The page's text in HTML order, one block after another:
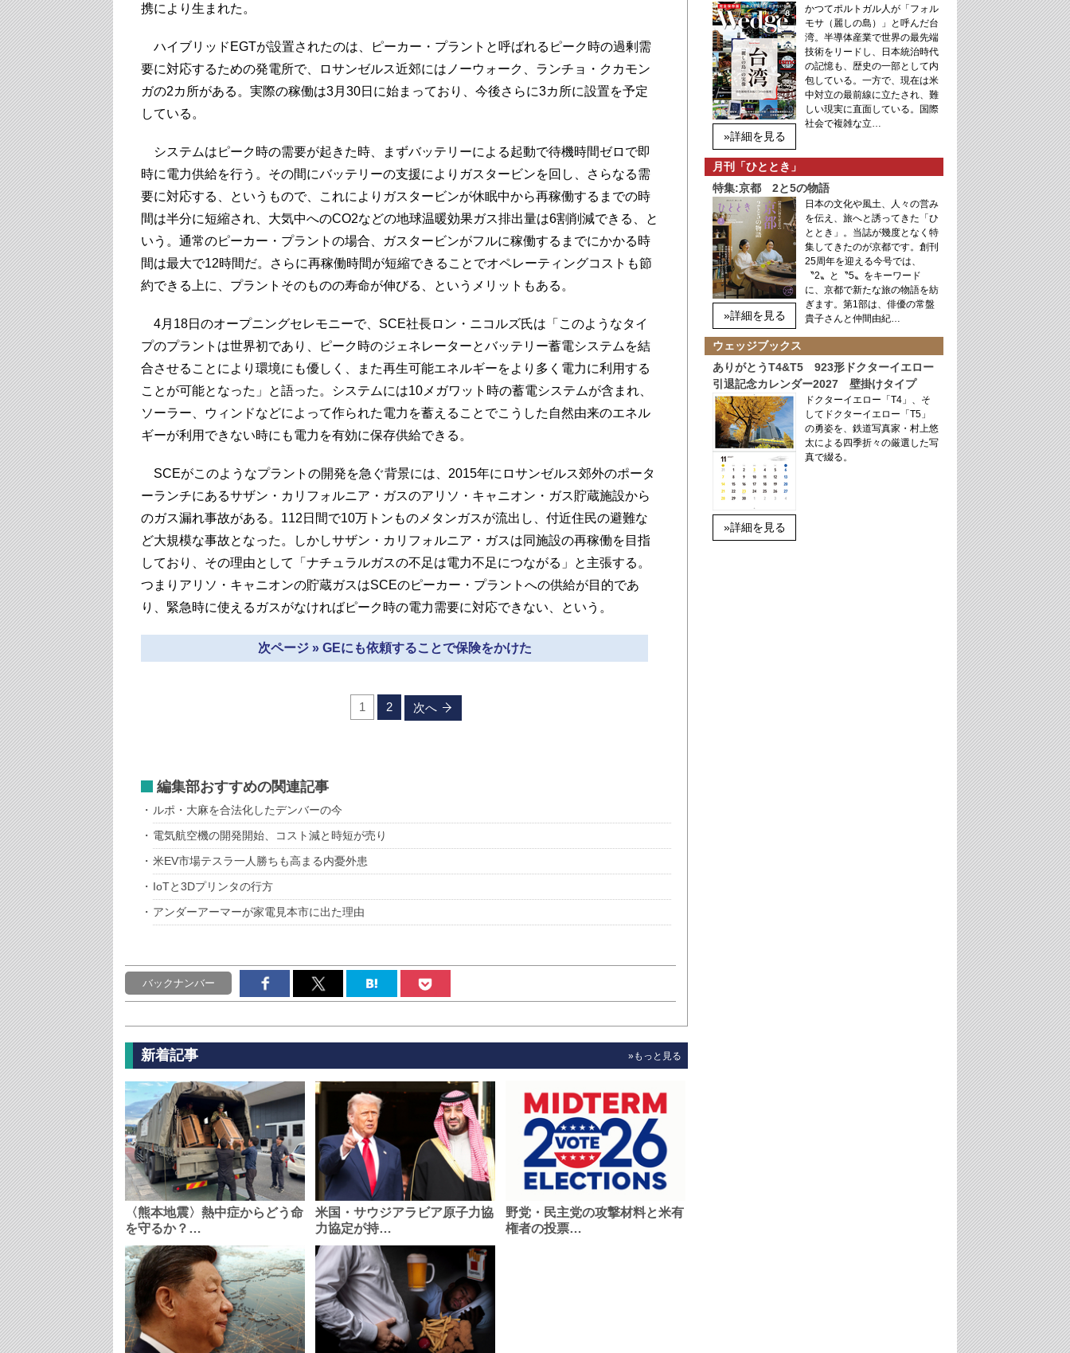
携により生まれた。
ハイブリッドEGTが設置されたのは、ピーカー・プラントと呼ばれるピーク時の過剰需
要に対応するための発電所で、ロサンゼルス近郊にはノーウォーク、ランチョ・クカモン
ガの2カ所がある。実際の稼働は3月30日に始まっており、今後さらに3カ所に設置を予定
している。
システムはピーク時の需要が起きた時、まずバッテリーによる起動で待機時間ゼロで即
時に電力供給を行う。その間にバッテリーの支援によりガスタービンを回し、さらなる需
要に対応する、というもので、これによりガスタービンが休眠中から再稼働するまでの時
間は半分に短縮され、大気中へのCO2などの地球温暖効果ガス排出量は6割削減できる、と
いう。通常のピーカー・プラントの場合、ガスタービンがフルに稼働するまでにかかる時
間は最大で12時間だ。さらに再稼働時間が短縮できることでオペレーティングコストも節
約できる上に、プラントそのものの寿命が伸びる、というメリットもある。
4月18日のオープニングセレモニーで、SCE社長ロン・ニコルズ氏は「このようなタイ
プのプラントは世界初であり、ピーク時のジェネレーターとバッテリー蓄電システムを結
合させることにより環境にも優しく、また再生可能エネルギーをより多く電力に利用する
ことが可能となった」と語った。システムには10メガワット時の蓄電システムが含まれ、
ソーラー、ウィンドなどによって作られた電力を蓄えることでこうした自然由来のエネル
ギーが利用できない時にも電力を有効に保存供給できる。
SCEがこのようなプラントの開発を急ぐ背景には、2015年にロサンゼルス郊外のポータ
ーランチにあるサザン・カリフォルニア・ガスのアリソ・キャニオン・ガス貯蔵施設から
のガス漏れ事故がある。112日間で10万トンものメタンガスが流出し、付近住民の避難な
ど大規模な事故となった。しかしサザン・カリフォルニア・ガスは同施設の再稼働を目指
しており、その理由として「ナチュラルガスの不足は電力不足につながる」と主張する。
つまりアリソ・キャニオンの貯蔵ガスはSCEのピーカー・プラントへの供給が目的であ
り、緊急時に使えるガスがなければピーク時の電力需要に対応できない、という。
次ページ » GEにも依頼することで保険をかけた
1 2 次へ
編集部おすすめの関連記事
ルポ・大麻を合法化したデンバーの今
電気航空機の開発開始、コスト減と時短が売り
米EV市場テスラ一人勝ちも高まる内憂外患
IoTと3Dプリンタの行方
アンダーアーマーが家電見本市に出た理由
バックナンバー
新着記事 »もっと見る
〈熊本地震〉熱中症からどう命
を守るか？…
米国・サウジアラビア原子力協
力協定が持…
野党・民主党の攻撃材料と米有
権者の投票…
»詳細を見る
かつてポルトガル人が「フォル
モサ（麗しの島）」と呼んだ台
湾。半導体産業で世界の最先端
技術をリードし、日本統治時代
の記憶も、歴史の一部として内
包している。一方で、現在は米
中対立の最前線に立たされ、難
しい現実に直面している。国際
社会で複雑な立…
月刊「ひととき」
特集:京都 2と5の物語
»詳細を見る
日本の文化や風土、人々の営み
を伝え、旅へと誘ってきた「ひ
ととき」。当誌が幾度となく特
集してきたのが京都です。創刊
25周年を迎える今号では、
〝2〟と〝5〟をキーワード
に、京都で新たな旅の物語を紡
ぎます。第1部は、俳優の常盤
貴子さんと仲間由紀…
ウェッジブックス
ありがとうT4&T5 923形ドクターイエロー
引退記念カレンダー2027 壁掛けタイプ
»詳細を見る
ドクターイエロー「T4」、そ
してドクターイエロー「T5」
の勇姿を、鉄道写真家・村上悠
太による四季折々の厳選した写
真で綴る。